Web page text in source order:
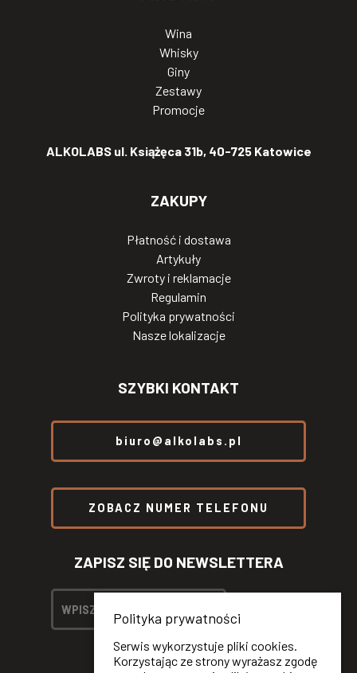
Wina
Whisky
Giny
Zestawy
Promocje
ALKOLABS ul. Książęca 31b, 40-725 Katowice
ZAKUPY
Płatność i dostawa
Artykuły
Zwroty i reklamacje
Regulamin
Polityka prywatności
Nasze lokalizacje
SZYBKI KONTAKT
biuro@alkolabs.pl
ZOBACZ NUMER TELEFONU
ZAPISZ SIĘ DO NEWSLETTERA
Polityka prywatności
Serwis wykorzystuje pliki cookies.
Korzystając ze strony wyrażasz zgodę